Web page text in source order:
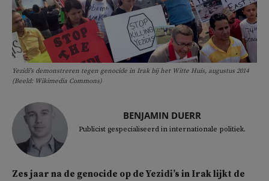
Yezidi's demonstreren tegen genocide in Irak bij het Witte Huis, augustus 2014
(Beeld: Wikimedia Commons)
BENJAMIN DUERR
Publicist gespecialiseerd in internationale politiek.
Zes jaar na de genocide op de Yezidi’s in Irak lijkt de